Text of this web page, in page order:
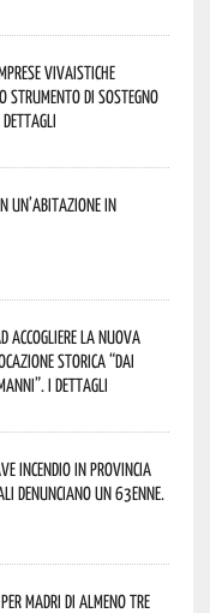
vivaistiche
strumento di sostegno
dettagli
un’abitazione in
accogliere la nuova
storica “Dai
I dettagli
incendio in Provincia
denunciano un 63enne.
madri di almeno tre